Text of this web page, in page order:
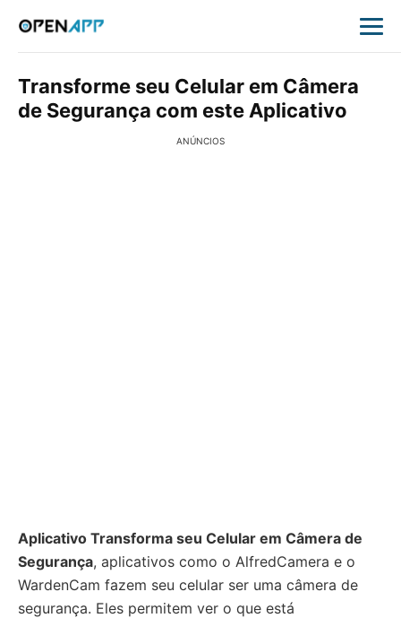
Transforme seu Celular em Câmera
de Segurança com este Aplicativo
ANÚNCIOS
Aplicativo Transforma seu Celular em Câmera de
Segurança, aplicativos como o AlfredCamera e o
WardenCam fazem seu celular ser uma câmera de
segurança. Eles permitem ver o que está